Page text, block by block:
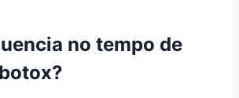
no tempo de